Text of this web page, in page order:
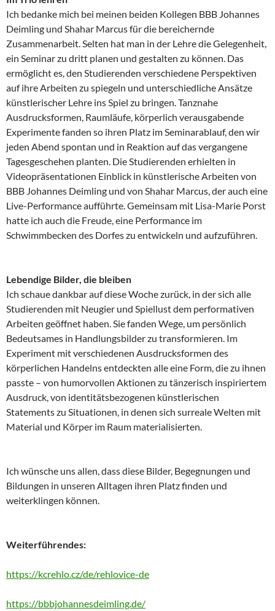
Ich bedanke mich bei meinen beiden Kollegen BBB Johannes
Deimling und Shahar Marcus für die bereichernde
Zusammenarbeit. Selten hat man in der Lehre die Gelegenheit,
ein Seminar zu dritt planen und gestalten zu können. Das
ermöglicht es, den Studierenden verschiedene Perspektiven
auf ihre Arbeiten zu spiegeln und unterschiedliche Ansätze
künstlerischer Lehre ins Spiel zu bringen. Tanznahe
Ausdrucksformen, Raumläufe, körperlich verausgabende
Experimente fanden so ihren Platz im Seminarablauf, den wir
jeden Abend spontan und in Reaktion auf das vergangene
Tagesgeschehen planten. Die Studierenden erhielten in
Videopräsentationen Einblick in künstlerische Arbeiten von
BBB Johannes Deimling und von Shahar Marcus, der auch eine
Live-Performance aufführte. Gemeinsam mit Lisa-Marie Porst
hatte ich auch die Freude, eine Performance im
Schwimmbecken des Dorfes zu entwickeln und aufzuführen.
Lebendige Bilder, die bleiben
Ich schaue dankbar auf diese Woche zurück, in der sich alle
Studierenden mit Neugier und Spiellust dem performativen
Arbeiten geöffnet haben. Sie fanden Wege, um persönlich
Bedeutsames in Handlungsbilder zu transformieren. Im
Experiment mit verschiedenen Ausdrucksformen des
körperlichen Handelns entdeckten alle eine Form, die zu ihnen
passte – von humorvollen Aktionen zu tänzerisch inspiriertem
Ausdruck, von identitätsbezogenen künstlerischen
Statements zu Situationen, in denen sich surreale Welten mit
Material und Körper im Raum materialisierten.
Ich wünsche uns allen, dass diese Bilder, Begegnungen und
Bildungen in unseren Alltagen ihren Platz finden und
weiterklingen können.
Weiterführendes:
https://kcrehlo.cz/de/rehlovice-de
https://bbbjohannesdeimling.de/